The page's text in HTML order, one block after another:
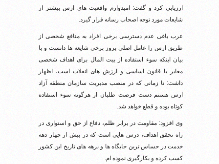
ارزیابی کرد و گفت: امیدوارم واقعیت های ارس بیشتر از
شایعات مورد توجه اصحاب رسانه قرار گیرد.
عرب باغی عدم دسترسی برخی افراد به منافع شخصی از
طریق ارس را عامل اصلی بروز برخی شایعه ها دانست و با
بیان اینکه سوء استفاده از بیت المال برای اهداف شخصی
مغایر با قانون اساسی و ارزش های انقلاب است، اظهار
داشت: تا زمانی که در منصب مدیریت سازمان منطقه آزاد
ارس هستم دست فرصت طلبان از هرگونه سوء استفاده
کوتاه بوده و قطع خواهد شد.
وی افزود: مقاومت در برابر ظلم، دفاع از حق و استواری در
راه تحقق اهداف، درس هایی است که در بیش از چهار دهه
خدمت در حساس ترین جایگاه ها و برهه های تاریخ این کشور
کسب کرده و بکارگیری نموده ام.